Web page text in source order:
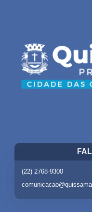
(22) 2768-9300